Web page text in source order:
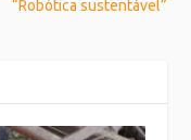
“Robótica sustentável”